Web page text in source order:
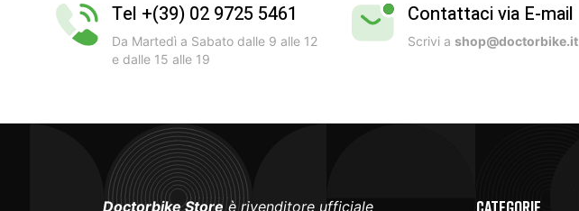
Tel +(39) 02 9725 5461
Da Martedì a Sabato dalle 9 alle 12
e dalle 15 alle 19
Contattaci via E-mail
Scrivi ashop@doctorbike.it
Doctorbike Storeè rivenditore ufficiale